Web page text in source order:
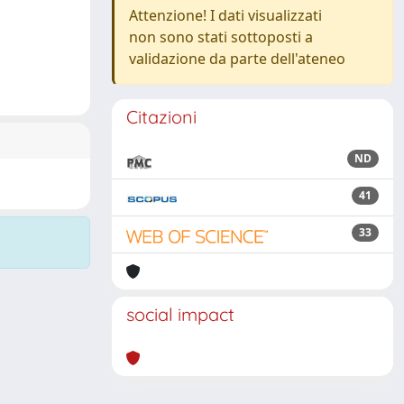
Attenzione! I dati visualizzati
non sono stati sottoposti a
validazione da parte dell'ateneo
Citazioni
ND
41
33
social impact